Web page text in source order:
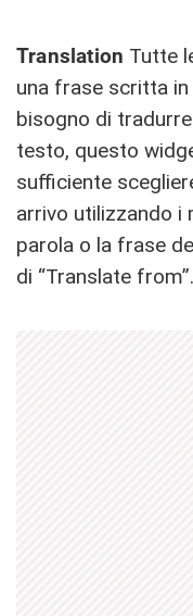
Translation Tutte
una frase scritta in
bisogno di tradurre
testo, questo
sufficiente
arrivo utilizzando i
parola o la frase
di “Translate